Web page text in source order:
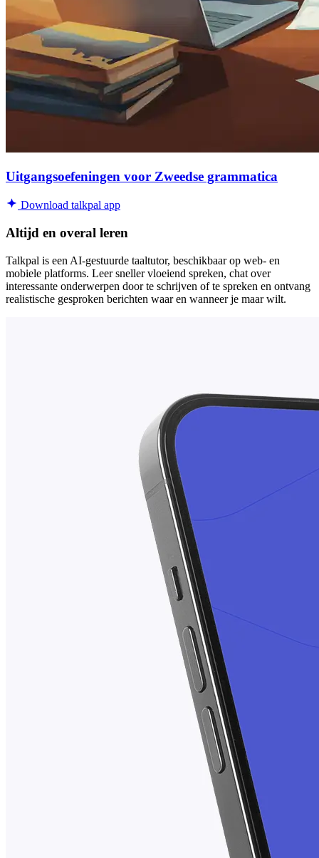
Uitgangsoefeningen voor Zweedse grammatica
Download talkpal app
Altijd en overal leren
Talkpal is een AI-gestuurde taaltutor, beschikbaar op web- en
mobiele platforms. Leer sneller vloeiend spreken, chat over
interessante onderwerpen door te schrijven of te spreken en ontvang
realistische gesproken berichten waar en wanneer je maar wilt.